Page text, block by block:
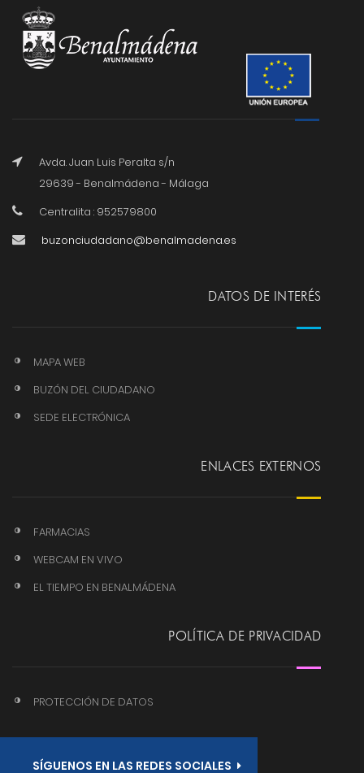
Avda. Juan Luis Peralta s/n
29639 - Benalmádena - Málaga
Centralita : 952579800
buzonciudadano@benalmadena.es
DATOS DE INTERÉS
MAPA WEB
BUZÓN DEL CIUDADANO
SEDE ELECTRÓNICA
ENLACES EXTERNOS
FARMACIAS
WEBCAM EN VIVO
EL TIEMPO EN BENALMÁDENA
POLÍTICA DE PRIVACIDAD
PROTECCIÓN DE DATOS
SÍGUENOS EN LAS REDES SOCIALES